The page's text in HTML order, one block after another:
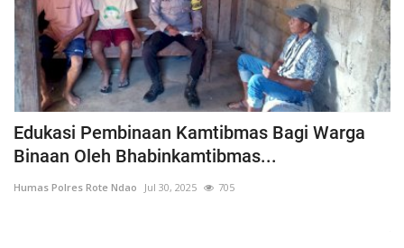
Edukasi Pembinaan Kamtibmas Bagi Warga
Binaan Oleh Bhabinkamtibmas...
Humas Polres Rote Ndao Jul 30, 2025 705